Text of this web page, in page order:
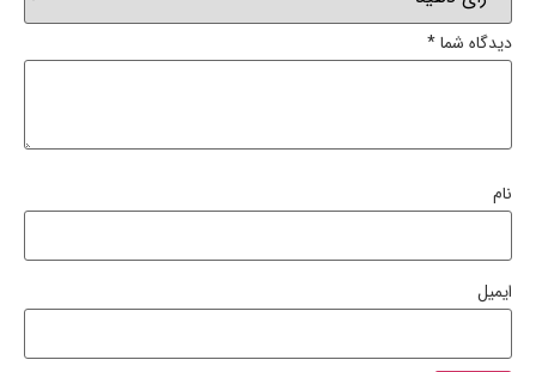
دیدگاه شما*
نام
ایمیل